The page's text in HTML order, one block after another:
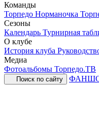
Команды
Торпедо Норманочка
Сезоны
Календарь Турнирная
О клубе
История клуба
Медиа
Фотоальбомы Торпедо.ТВ
Поиск по сайту